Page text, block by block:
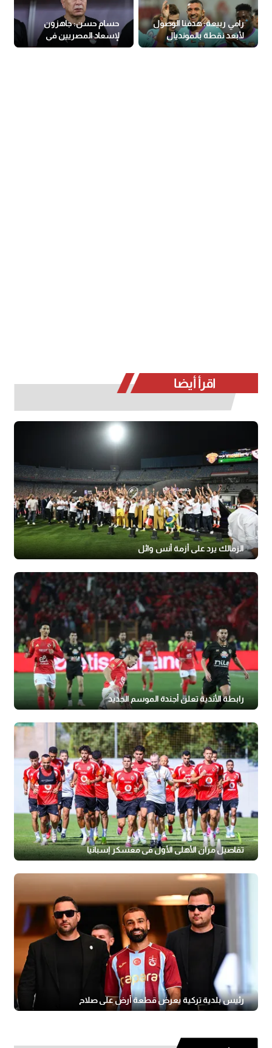
رامي ربيعة: هدفنا الوصول
لأبعد نقطة بالمونديال
حسام حسن: جاهزون
لإسعاد المصريين في
كأس العالم
اقرأ أيضا
الزمالك يرد على أزمة أنس وائل
رابطة الأندية تعلن أجندة الموسم الجديد
تفاصيل مران الأهلي الأول في معسكر إسبانيا
رئيس بلدية تركية يعرض قطعة أرض على صلاح